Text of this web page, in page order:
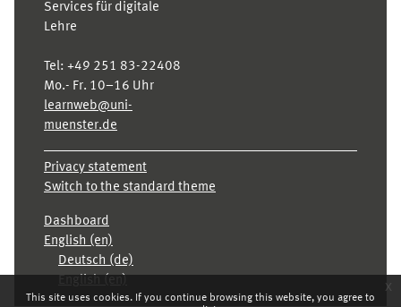
This site uses cookies. If you continue browsing this website, you agree to
x
Services für digitale
Lehre
Tel: +49 251 83-22408
Mo.- Fr. 10–16 Uhr
learnweb@uni-
muenster.de
Privacy statement
Switch to the standard theme
Dashboard
English ‎(en)‎
Deutsch ‎(de)‎